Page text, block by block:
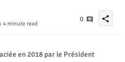
4 minute read
0 share
en 2018 par le Président